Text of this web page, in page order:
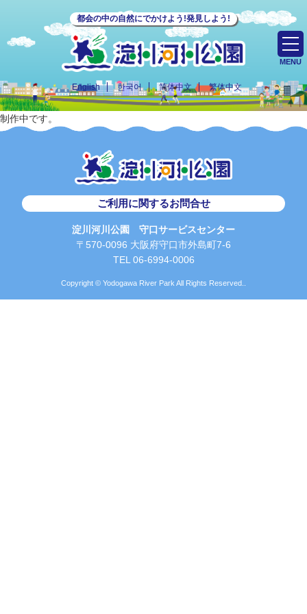
都会の中の自然にでかけよう!発見しよう!
English 한국어 简体中文 繁体中文
MENU
制作中です。
ご利用に関するお問合せ
淀川河川公園 守口サービスセンター
〒570-0096 大阪府守口市外島町7-6
TEL 06-6994-0006
Copyright © Yodogawa River Park All Rights Reserved..